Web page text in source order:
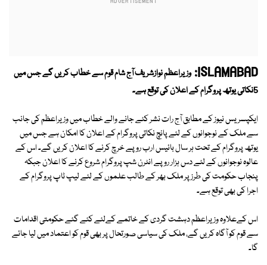
ISLAMABAD: وزیراعظم نوازشریف آج شام قوم سے خطاب کریں گے جس میں
5نکاتی یوتھ پروگرام کے اعلان کی توقع ہے۔
ایکپسریس نیوز کے مطابق آج رات نشر کئے جانے والے خطاب میں وزیراعظم کی جانب
سے ملک کے نوجوانوں کے لئے پانچ نکاتی پروگرام کے اعلان کا امکان ہے جس میں
یوتھ پروگرام کے تحت ہر سال بائیس ارب روپے خرچ کرنے کا اعلان کریں گے۔ اس کے
عالوہ نوجوانوں کے لئے دس ہزار روپے انٹرن شپ پروگرام شروع کرنے کا اعلان جبکہ
پنجاب حکومت کی طرز پر ملک بھر کے طالب علموں کے لئے لیپ ٹاپ پروگرام کے
اجرا کی بھی توقع ہے۔
اس کےعلاوہ وزیراعظم دہشت گردی کے خاتمے کےلئے کئے گئے حکومتی اقدامات
سے قوم کو آگاہ کریں گے، ملک کی سیاسی صورتحال پر بھی قوم کو اعتماد میں لیا جائے
گا۔